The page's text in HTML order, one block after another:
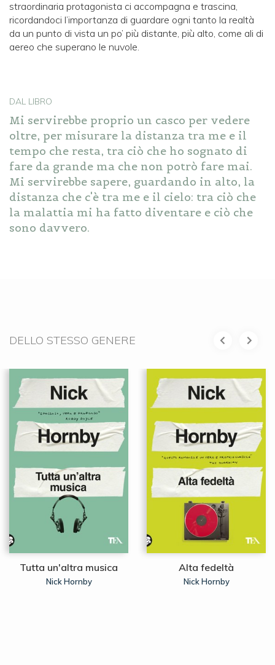
straordinaria protagonista ci accompagna e trascina,
ricordandoci l’importanza di guardare ogni tanto la realtà
da un punto di vista un po’ più distante, più alto, come ali di
aereo che superano le nuvole.
DAL LIBRO
Mi servirebbe proprio un casco per vedere
oltre, per misurare la distanza tra me e il
tempo che resta, tra ciò che ho sognato di
fare da grande ma che non potrò fare mai.
Mi servirebbe sapere, guardando in alto, la
distanza che c'è tra me e il cielo: tra ciò che
la malattia mi ha fatto diventare e ciò che
sono davvero.
DELLO STESSO GENERE
Tutta un'altra musica
Nick Hornby
Alta fedeltà
Nick Hornby